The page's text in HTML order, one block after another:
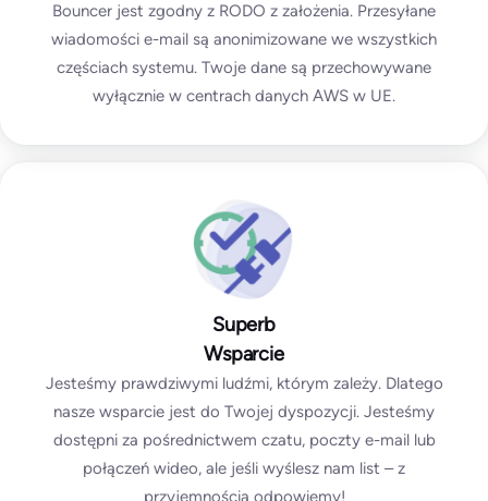
Bouncer jest zgodny z RODO z założenia. Przesyłane
wiadomości e-mail są anonimizowane we wszystkich
częściach systemu. Twoje dane są przechowywane
wyłącznie w centrach danych AWS w UE.
Superb
Wsparcie
Jesteśmy prawdziwymi ludźmi, którym zależy. Dlatego
nasze wsparcie jest do Twojej dyspozycji. Jesteśmy
dostępni za pośrednictwem czatu, poczty e-mail lub
połączeń wideo, ale jeśli wyślesz nam list – z
przyjemnością odpowiemy!